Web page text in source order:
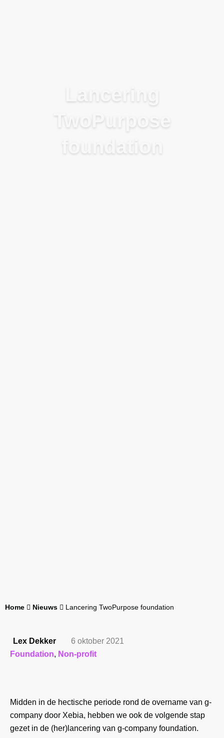
Lancering
TwoPurpose
foundation
Home Nieuws Lancering TwoPurpose foundation
Lex Dekker
6 oktober 2021
Foundation, Non-profit
Midden in de hectische periode rond de overname van g-
company door Xebia, hebben we ook de volgende stap
gezet in de (her)lancering van g-company foundation.